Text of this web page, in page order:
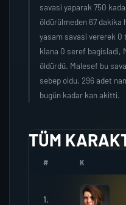
savasi yaparak 750
öldürülmeden 67 dakika
yasam savasi vererek 0
klana 0 seref bagisladi,
öldürdü. Malesef bu
sebep oldu. 296 adet
bugün kadar kan akitti.
TÜM
# K
1.